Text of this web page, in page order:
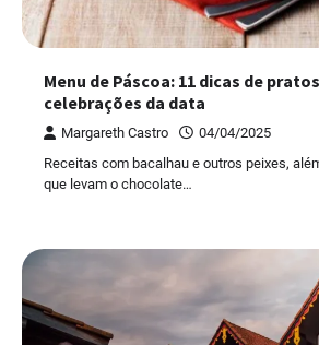
Menu de Páscoa: 11 dicas de
celebrações da data
Margareth Castro
04/04/2025
Receitas com bacalhau e outros peixes,
que levam o chocolate…